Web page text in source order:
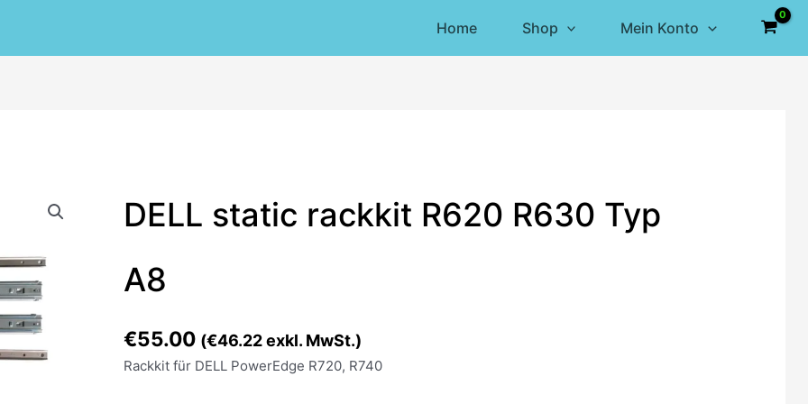
Home Shop Mein Konto
DELL static rackkit R620 R630 Typ
A8
€55.00 (€46.22exkl. MwSt.)
Rackkit für DELL PowerEdge R720, R740
static
R630
Menge